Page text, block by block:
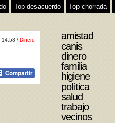
Top desacuerdo Top chorrada
14:58 / Dinero amistad
canis
dinero
familia
higiene
política
salud
trabajo
vecinos